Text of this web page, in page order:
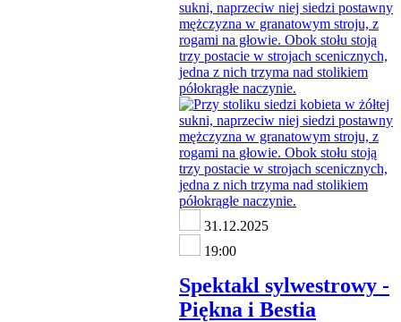
31.12.2025
19:00
Spektakl sylwestrowy -
Piękna i Bestia